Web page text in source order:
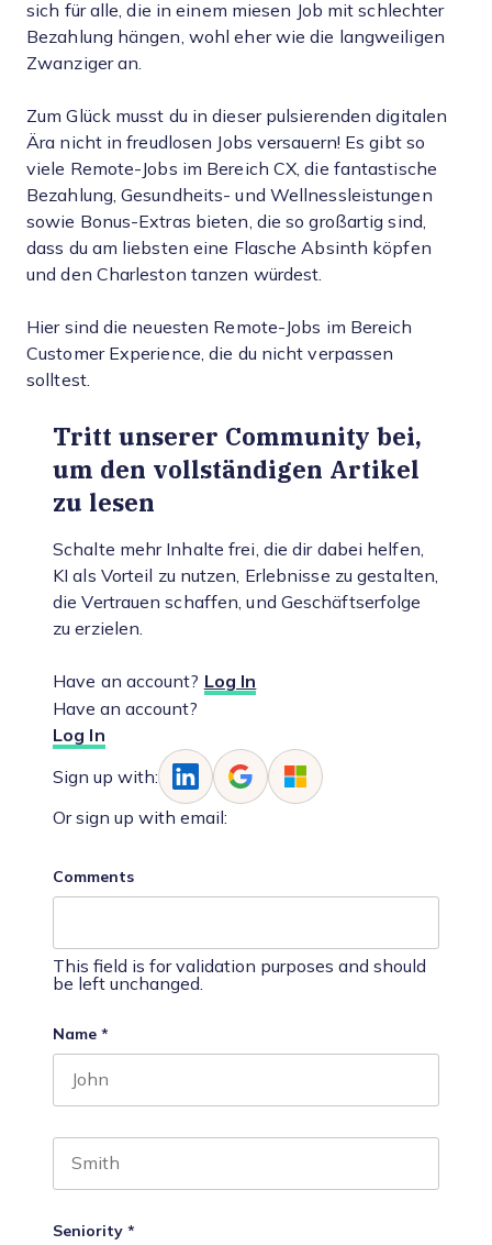
sich für alle, die in einem miesen Job mit schlechter
Bezahlung hängen, wohl eher wie die langweiligen
Zwanziger an.
Zum Glück musst du in dieser pulsierenden digitalen
Ära nicht in freudlosen Jobs versauern! Es gibt so
viele Remote-Jobs im Bereich CX, die fantastische
Bezahlung, Gesundheits- und Wellnessleistungen
sowie Bonus-Extras bieten, die so großartig sind,
dass du am liebsten eine Flasche Absinth köpfen
und den Charleston tanzen würdest.
Hier sind die neuesten Remote-Jobs im Bereich
Customer Experience, die du nicht verpassen
solltest.
Tritt unserer Community bei,
um den vollständigen Artikel
zu lesen
Schalte mehr Inhalte frei, die dir dabei helfen,
KI als Vorteil zu nutzen, Erlebnisse zu gestalten,
die Vertrauen schaffen, und Geschäftserfolge
zu erzielen.
Have an account? Log In
Have an account?
Log In
Sign up with:
Or sign up with email:
Comments
This field is for validation purposes and should
be left unchanged.
Name *
Seniority *